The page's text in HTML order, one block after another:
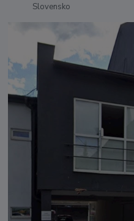
Slovensko